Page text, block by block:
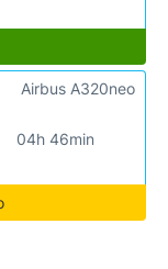
04h 46min
Airbus A320neo